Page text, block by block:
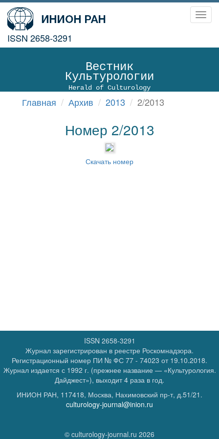
ISSN 2658-3291
Вестник
Культурологии
Herald of Culturology
Главная Архив 2013 2/2013
Номер 2/2013
Скачать номер
ISSN 2658-3291
Журнал зарегистрирован в реестре Роскомнадзора.
Регистрационный номер ПИ № ФС 77 - 74023 от 19.10.2018.
Журнал издается с 1992 г. (прежнее название — «Культурология.
Дайджест»), выходит 4 раза в год.
ИНИОН РАН, 117418, Москва, Нахимовский пр-т, д.51/21.
culturology-journal@inion.ru
© culturology-journal.ru 2026